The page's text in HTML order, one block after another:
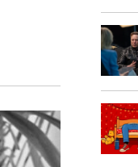
2
0
7
2